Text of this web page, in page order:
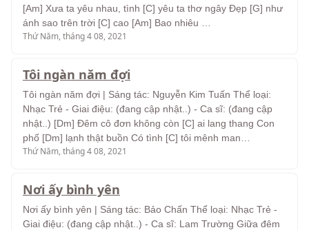
[Am] Xưa ta yêu nhau, tình [C] yêu ta thơ ngây Đẹp [G] như
ánh sao trên trời [C] cao [Am] Bao nhiêu …
Thứ Năm, tháng 4 08, 2021
Tôi ngàn năm đợi
Tôi ngàn năm đợi | Sáng tác: Nguyễn Kim Tuấn Thể loại:
Nhạc Trẻ - Giai điệu: (đang cập nhật..) - Ca sĩ: (đang cập
nhật..) [Dm] Đêm cô đơn không còn [C] ai lang thang Con
phố [Dm] lạnh thật buồn Có tình [C] tôi mênh man…
Thứ Năm, tháng 4 08, 2021
Nơi ấy bình yên
Nơi ấy bình yên | Sáng tác: Bảo Chấn Thể loại: Nhạc Trẻ -
Giai điệu: (đang cập nhật..) - Ca sĩ: Lam Trường Giữa đêm